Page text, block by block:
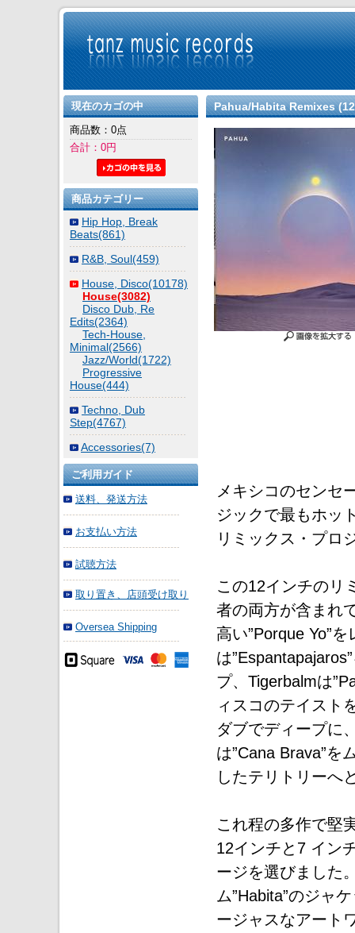
Pahua/Habita Remixes
メキシコのセンセ
ジックで最もホッ
リミックス・プロ
この12インチのリ
者の両方が含まれ
高い”Porque Yo”
は
プ、Tigerbalmは
ィスコのテイスト
ダブでディープに
は”Cana Brava”を
したテリトリーへ
これ程の多作で堅
12インチと7 イン
ージを選びました
ム”Habita”のジャ
ージャスなアート
現在のカゴの中
商品数：0点
合計：0円
商品カテゴリー
Hip Hop, Break
Beats(861)
R&B, Soul(459)
House, Disco(10178)
House(3082)
Disco Dub, Re
Edits(2364)
Tech-House,
Minimal(2566)
Jazz/World(1722)
Progressive
House(444)
Techno, Dub
Step(4767)
Accessories(7)
ご利用ガイド
送料、発送方法
お支払い方法
試聴方法
取り置き、店頭受け取り
Oversea Shipping